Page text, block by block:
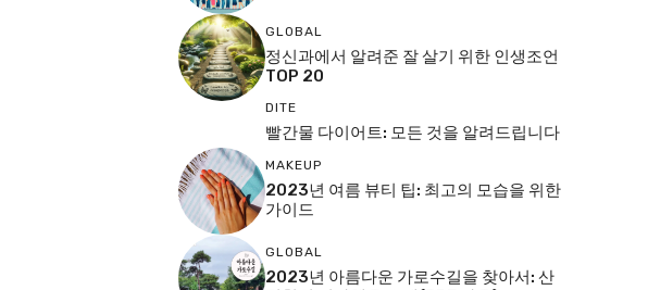
GLOBAL
정신과에서 알려준 잘 살기 위한 인생조언
TOP 20
DITE
빨간물 다이어트: 모든 것을 알려드립니다
MAKEUP
2023년 여름 뷰티 팁: 최고의 모습을 위한
가이드
GLOBAL
2023년 아름다운 가로수길을 찾아서: 산